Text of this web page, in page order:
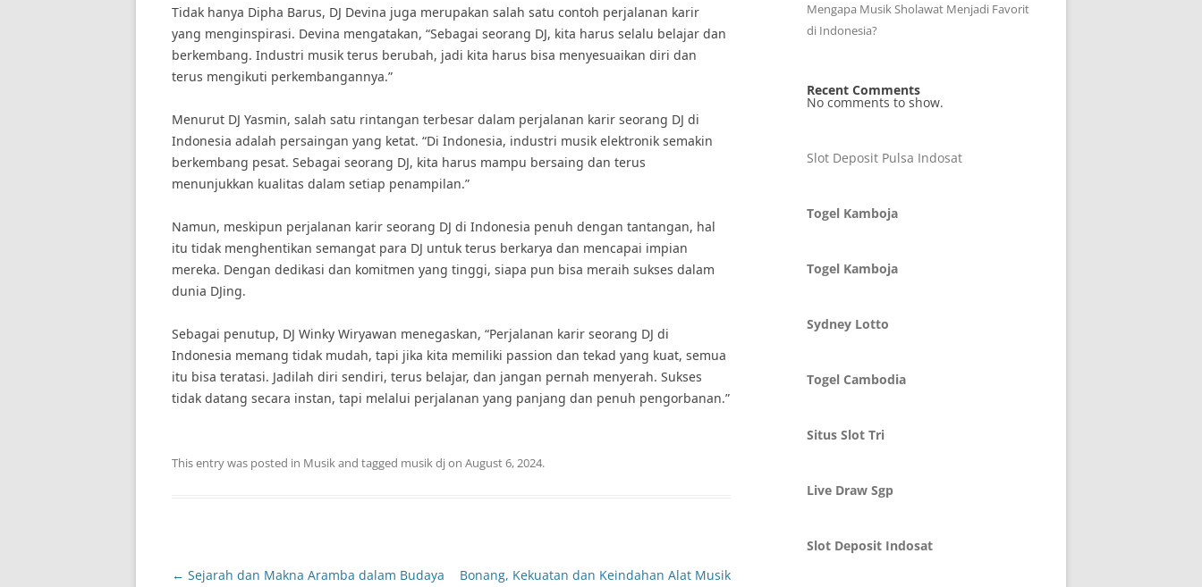
Tidak hanya Dipha Barus, DJ Devina juga merupakan salah satu contoh perjalanan karir
yang menginspirasi. Devina mengatakan, “Sebagai seorang DJ, kita harus selalu belajar dan
berkembang. Industri musik terus berubah, jadi kita harus bisa menyesuaikan diri dan
terus mengikuti perkembangannya.”
Menurut DJ Yasmin, salah satu rintangan terbesar dalam perjalanan karir seorang DJ di
Indonesia adalah persaingan yang ketat. “Di Indonesia, industri musik elektronik semakin
berkembang pesat. Sebagai seorang DJ, kita harus mampu bersaing dan terus
menunjukkan kualitas dalam setiap penampilan.”
Namun, meskipun perjalanan karir seorang DJ di Indonesia penuh dengan tantangan, hal
itu tidak menghentikan semangat para DJ untuk terus berkarya dan mencapai impian
mereka. Dengan dedikasi dan komitmen yang tinggi, siapa pun bisa meraih sukses dalam
dunia DJing.
Sebagai penutup, DJ Winky Wiryawan menegaskan, “Perjalanan karir seorang DJ di
Indonesia memang tidak mudah, tapi jika kita memiliki passion dan tekad yang kuat, semua
itu bisa teratasi. Jadilah diri sendiri, terus belajar, dan jangan pernah menyerah. Sukses
tidak datang secara instan, tapi melalui perjalanan yang panjang dan penuh pengorbanan.”
This entry was posted in Musikand tagged musik djon August 6, 2024.
Post
← Sejarah dan Makna Aramba dalam Budaya
Bonang, Kekuatan dan Keindahan Alat Musik
Mengapa Musik Sholawat Menjadi Favorit
di Indonesia?
Recent Comments
No comments to show.
Slot Deposit Pulsa Indosat
Togel Kamboja
Togel Kamboja
Sydney Lotto
Togel Cambodia
Situs Slot Tri
Live Draw Sgp
Slot Deposit Indosat